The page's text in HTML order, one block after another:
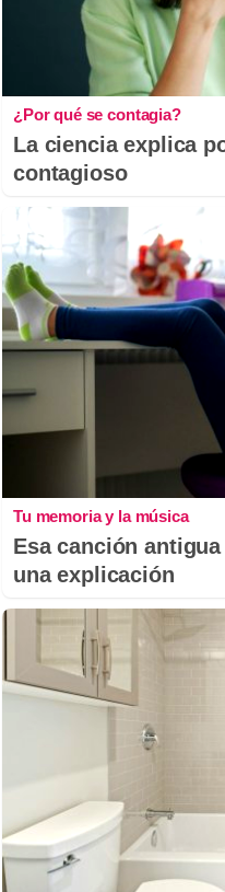
¿Por qué se contagia?
La ciencia explica
contagioso
Tu memoria y la música
Esa canción
una explicación